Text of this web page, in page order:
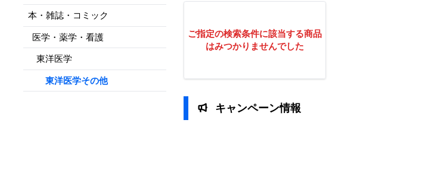
本・雑誌・コミック
医学・薬学・看護
東洋医学
東洋医学その他
ご指定の検索条件に該当する商品
はみつかりませんでした
キャンペーン情報